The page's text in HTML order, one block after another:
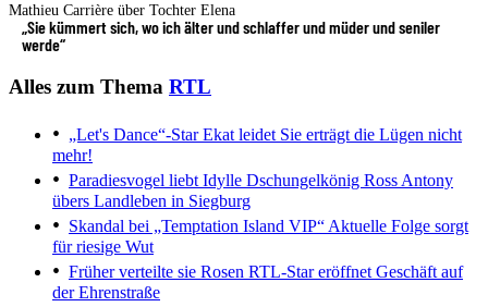
Mathieu Carrière über Tochter Elena
„Sie kümmert sich, wo ich älter und schlaffer und müder und seniler
werde“
Alles zum Thema RTL
„Let's Dance“-Star Ekat leidet Sie erträgt die Lügen nicht
mehr!
Paradiesvogel liebt Idylle Dschungelkönig Ross Antony
übers Landleben in Siegburg
Skandal bei „Temptation Island VIP“ Aktuelle Folge sorgt
für riesige Wut
Früher verteilte sie Rosen RTL-Star eröffnet Geschäft auf
der Ehrenstraße